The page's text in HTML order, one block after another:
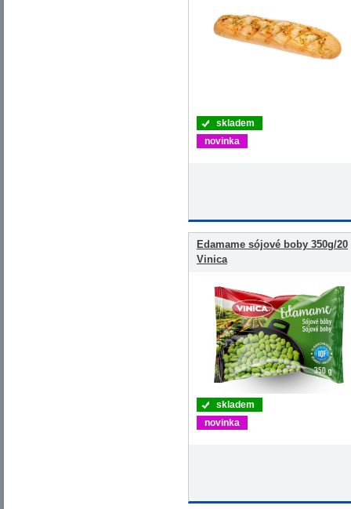
skladem
novinka
Edamame sójové boby 350g/20
Vinica
skladem
novinka